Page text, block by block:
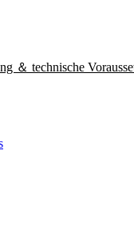
＆ technische